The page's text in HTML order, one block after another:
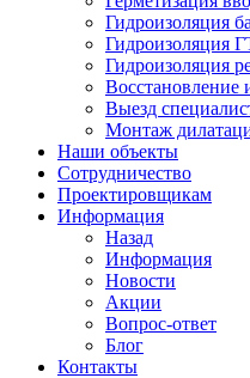
Гидроизоляция
Гидроизоляция
Гидроизоляция
Восстановление
Выезд
Монтаж
Наши объекты
Сотрудничество
Проектировщикам
Информация
Назад
Информация
Новости
Акции
Вопрос-ответ
Блог
Контакты